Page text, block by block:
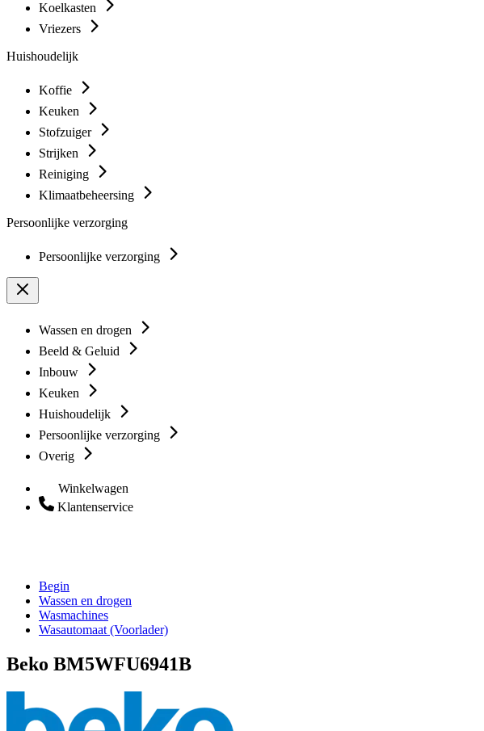
Koelkasten
Vriezers
Huishoudelijk
Koffie
Keuken
Stofzuiger
Strijken
Reiniging
Klimaatbeheersing
Persoonlijke verzorging
Persoonlijke verzorging
Wassen en drogen
Beeld & Geluid
Inbouw
Keuken
Huishoudelijk
Persoonlijke verzorging
Overig
Winkelwagen
Klantenservice
Begin
Wassen en drogen
Wasmachines
Wasautomaat (Voorlader)
Beko BM5WFU6941B